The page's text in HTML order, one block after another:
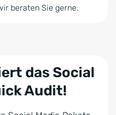
beraten Sie gerne.
das Social
Audit!